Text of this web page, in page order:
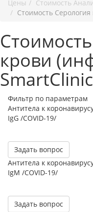
Цены
Стоимость
Стоимость
крови
SmartClinic
Фильтр по параметрам
Антитела к
IgG /COVID-19/
Задать вопрос
Антитела к
IgМ /COVID-19/
Задать вопрос